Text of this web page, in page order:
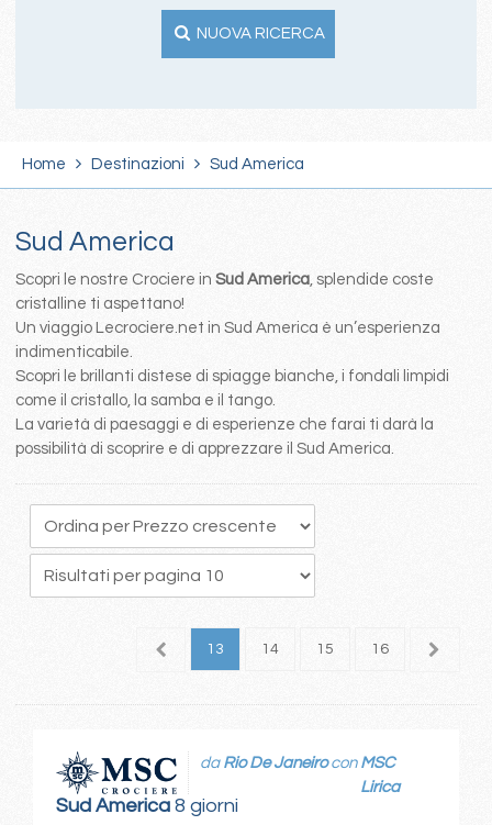
NUOVA RICERCA
Home Destinazioni Sud America
Sud America
Scopri le nostre Crociere in Sud America, splendide coste
cristalline ti aspettano!
Un viaggio Lecrociere.net in Sud America è un’esperienza
indimenticabile.
Scopri le brillanti distese di spiagge bianche, i fondali limpidi
come il cristallo, la samba e il tango.
La varietà di paesaggi e di esperienze che farai ti darà la
possibilità di scoprire e di apprezzare il Sud America.
12 13 14 15 16 17
Sud America8 giorni
da Rio De Janeirocon MSC
Lirica